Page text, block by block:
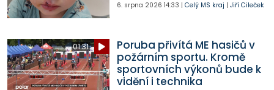
6. srpna 2026 14:33 | Celý MS kraj | Jiří Cileček
01:31
Poruba přivítá ME hasičů v
požárním sportu. Kromě
sportovních výkonů bude k
vidění i technika